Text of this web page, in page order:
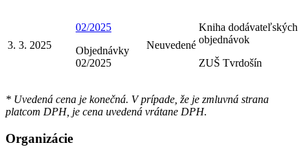
3. 3. 2025
02/2025
Objednávky
02/2025
Neuvedené
Kniha dodávateľských
objednávok
ZUŠ Tvrdošín
* Uvedená cena je konečná. V prípade, že je zmluvná strana
platcom DPH, je cena uvedená vrátane DPH.
Organizácie